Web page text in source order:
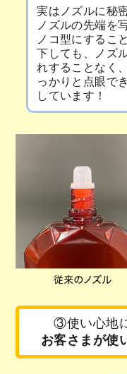
実はノズルに秘
ノズルの先端を
ノコ型にするこ
下しても、ノズ
れすることなく
っかりと点眼で
しています！
③使い心地
お客さまが使